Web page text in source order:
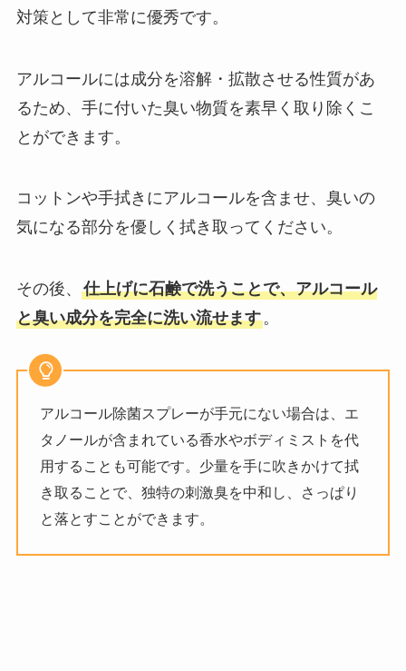
対策として非常に優秀です。
アルコールには成分を溶解・拡散させる性質があ
るため、手に付いた臭い物質を素早く取り除くこ
とができます。
コットンや手拭きにアルコールを含ませ、臭いの
気になる部分を優しく拭き取ってください。
その後、 仕上げに石鹸で洗うことで、アルコール
と臭い成分を完全に洗い流せます。
アルコール除菌スプレーが手元にない場合は、エ
タノールが含まれている香水やボディミストを代
用することも可能です。少量を手に吹きかけて拭
き取ることで、独特の刺激臭を中和し、さっぱり
と落とすことができます。